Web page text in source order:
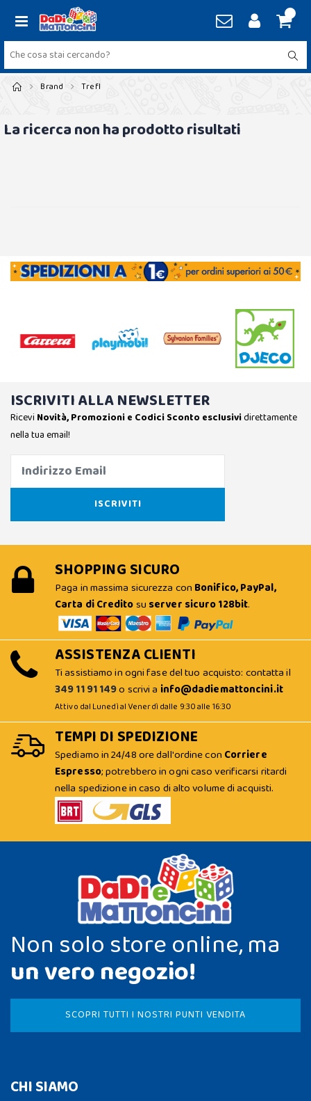
Brand Trefl
La ricerca non ha prodotto risultati
ISCRIVITI ALLA NEWSLETTER
Ricevi Novità, Promozioni e Codici Sconto esclusividirettamente
nella tua email!
SHOPPING SICURO
Paga in massima sicurezza con Bonifico, PayPal,
Carta di Creditosu server sicuro 128bit.
ASSISTENZA CLIENTI
Ti assistiamo in ogni fase del tuo acquisto: contatta il
349 11 91 149o scrivi a info@dadiemattoncini.it
Attivo dal Lunedì al Venerdì dalle 9:30 alle 16:30
TEMPI DI SPEDIZIONE
Spediamo in 24/48 ore dall'ordine con Corriere
Espresso; potrebbero in ogni caso verificarsi ritardi
nella spedizione in caso di alto volume di acquisti.
Non solo store online, ma
un vero negozio!
SCOPRI TUTTI I NOSTRI PUNTI VENDITA
CHI SIAMO